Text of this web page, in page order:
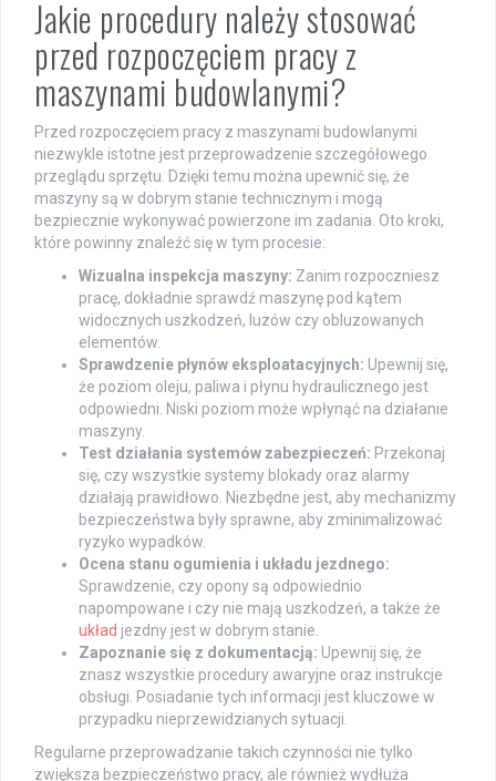
Jakie procedury należy stosować
przed rozpoczęciem pracy z
maszynami budowlanymi?
Przed rozpoczęciem pracy z maszynami budowlanymi
niezwykle istotne jest przeprowadzenie szczegółowego
przeglądu sprzętu. Dzięki temu można upewnić się, że
maszyny są w dobrym stanie technicznym i mogą
bezpiecznie wykonywać powierzone im zadania. Oto kroki,
które powinny znaleźć się w tym procesie:
Wizualna inspekcja maszyny: Zanim rozpoczniesz
pracę, dokładnie sprawdź maszynę pod kątem
widocznych uszkodzeń, luzów czy obluzowanych
elementów.
Sprawdzenie płynów eksploatacyjnych: Upewnij się,
że poziom oleju, paliwa i płynu hydraulicznego jest
odpowiedni. Niski poziom może wpłynąć na działanie
maszyny.
Test działania systemów zabezpieczeń: Przekonaj
się, czy wszystkie systemy blokady oraz alarmy
działają prawidłowo. Niezbędne jest, aby mechanizmy
bezpieczeństwa były sprawne, aby zminimalizować
ryzyko wypadków.
Ocena stanu ogumienia i układu jezdnego:
Sprawdzenie, czy opony są odpowiednio
napompowane i czy nie mają uszkodzeń, a także że
układ jezdny jest w dobrym stanie.
Zapoznanie się z dokumentacją: Upewnij się, że
znasz wszystkie procedury awaryjne oraz instrukcje
obsługi. Posiadanie tych informacji jest kluczowe w
przypadku nieprzewidzianych sytuacji.
Regularne przeprowadzanie takich czynności nie tylko
zwiększa bezpieczeństwo pracy, ale również wydłuża